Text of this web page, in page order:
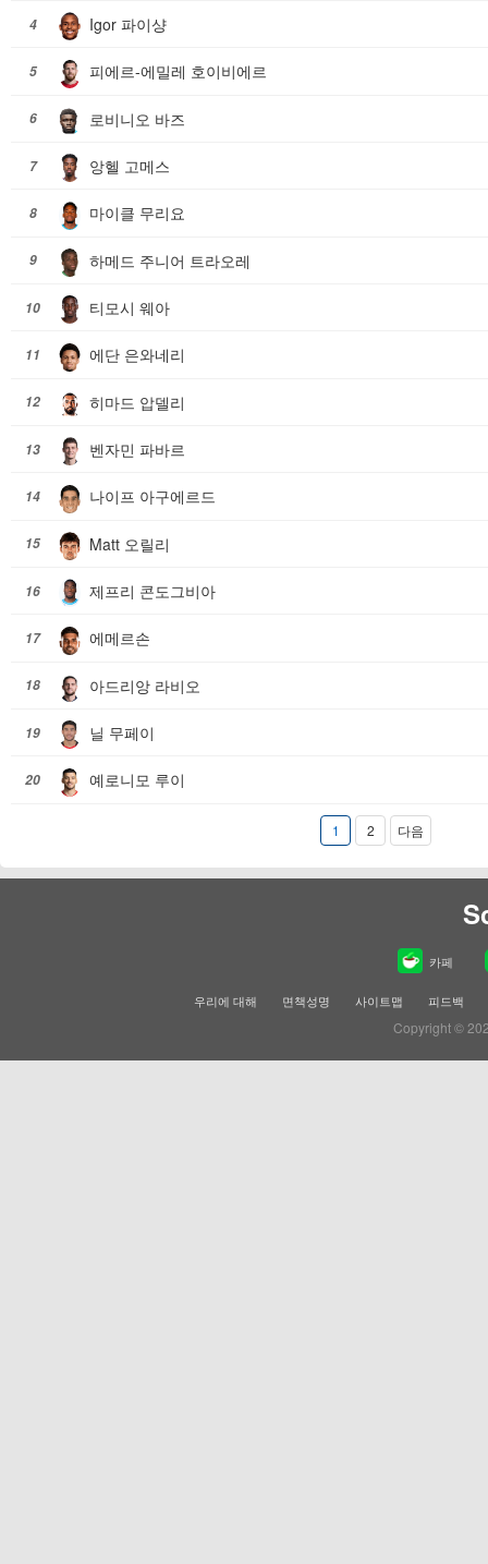
4 Igor 파이샹
5 피에르-에밀레 호이비에르
6 로비니오 바즈
7 앙헬 고메스
8 마이클 무리요
9 하메드 주니어 트라오레
10 티모시 웨아
11 에단 은와네리
12 히마드 압델리
13 벤자민 파바르
14 나이프 아구에르드
15 Matt 오릴리
16 제프리 콘도그비아
17 에메르손
18 아드리앙 라비오
19 닐 무페이
20 예로니모 루이
1 2 다음
카페
우리에 대해 면책성명 사이트맵 피드백
Copyright ©